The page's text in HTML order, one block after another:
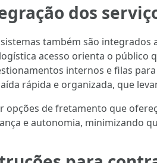
dos
sistemas também são
acesso orienta o público
internos e filas
rápida e organizada, que
opções de fretamento que
e autonomia, minimizando